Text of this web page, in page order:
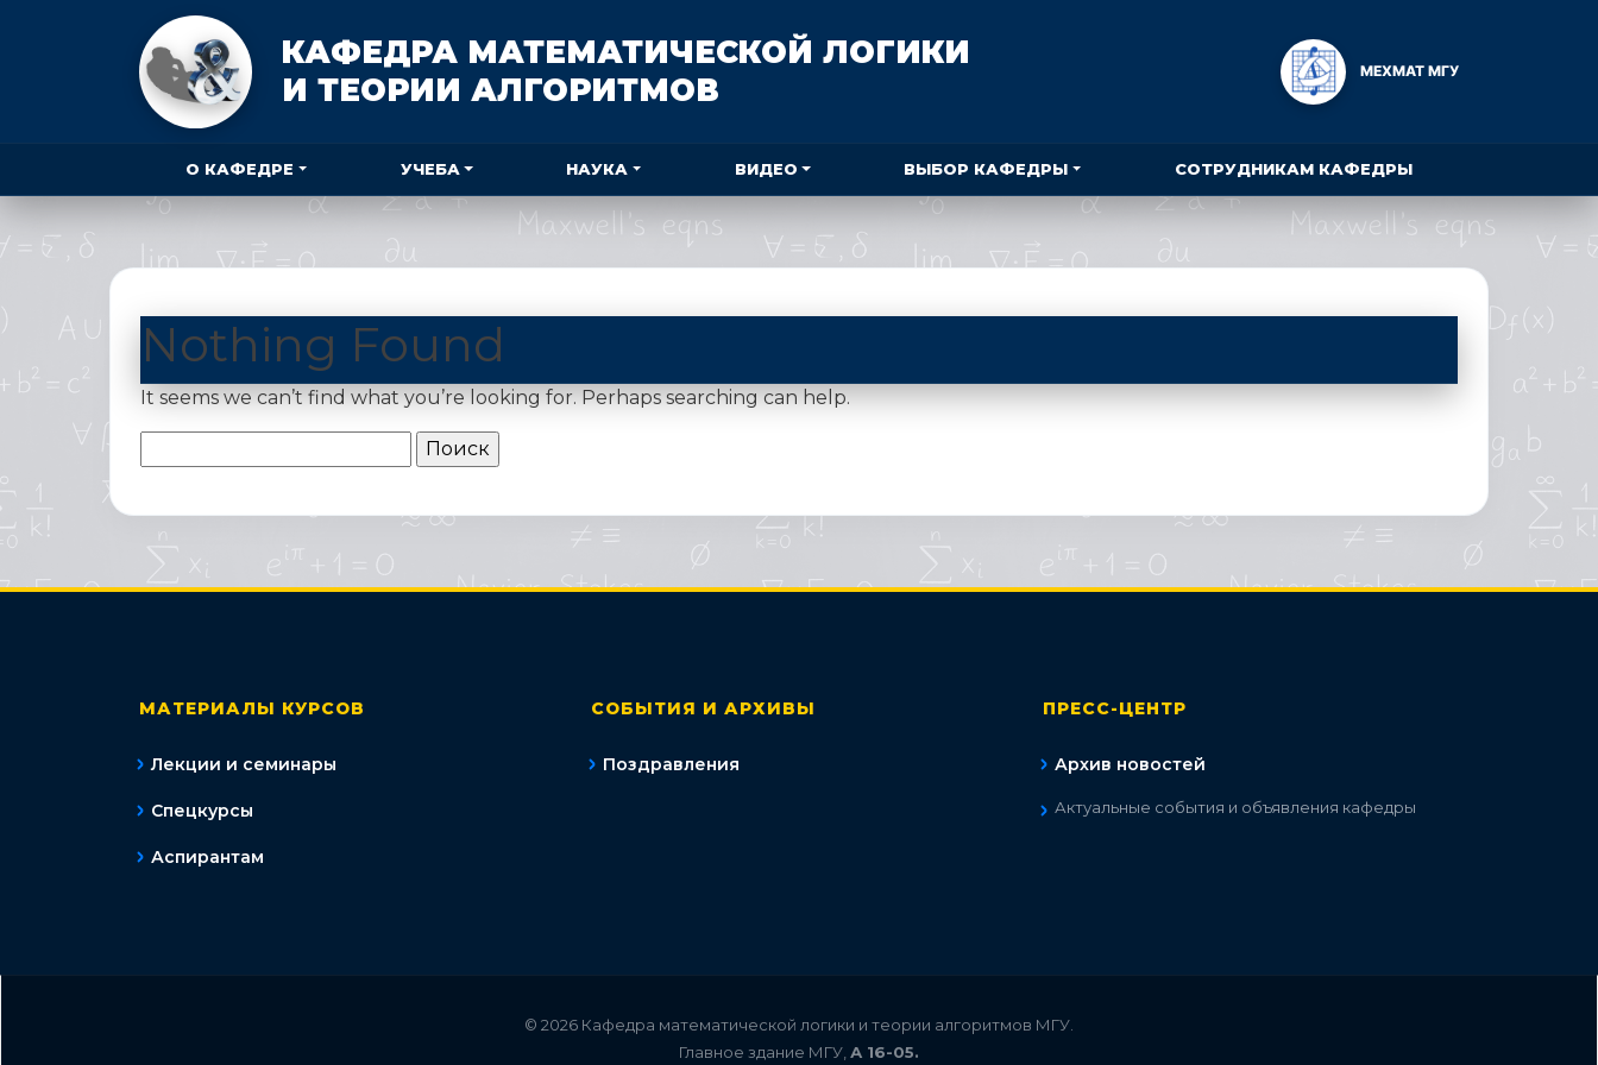
КАФЕДРА МАТЕМАТИЧЕСКОЙ ЛОГИКИ
И ТЕОРИИ АЛГОРИТМОВ
МЕХМАТ МГУ
О КАФЕДРЕ УЧЕБА НАУКА ВИДЕО ВЫБОР КАФЕДРЫ СОТРУДНИКАМ КАФЕДРЫ
Nothing Found
It seems we can’t find what you’re looking for. Perhaps searching can help.
МАТЕРИАЛЫ КУРСОВ
Лекции и семинары
Спецкурсы
Аспирантам
СОБЫТИЯ И АРХИВЫ
Поздравления
ПРЕСС-ЦЕНТР
Архив новостей
Актуальные события и объявления кафедры
© 2026 Кафедра математической логики и теории алгоритмов МГУ.
Главное здание МГУ, А 16-05.